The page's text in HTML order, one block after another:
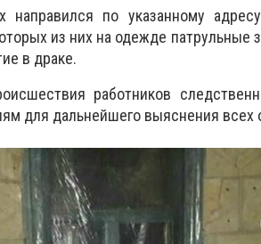
направился по указанному
из них на одежде патрульные
в драке.
работников
для дальнейшего выяснения всех